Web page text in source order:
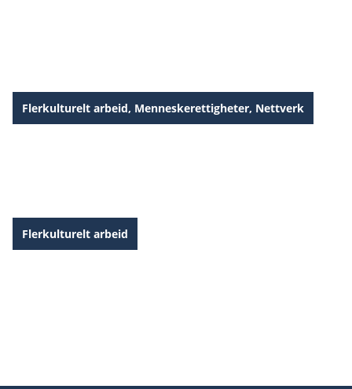
Flerkulturelt arbeid, Menneskerettigheter, Nettverk
Flerkulturelt arbeid